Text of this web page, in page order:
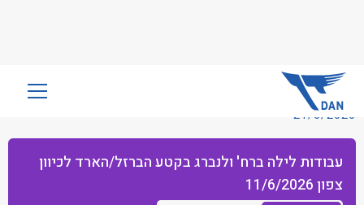
שִׂים
בְּאֲתָר
זֶה
מֻפְעֶלֶת
מַעֲרֶכֶת
21/6/2026
עבודות לילה ברח' ולנברג בקטע הברזל/הארד לכיוון
צפון 11/6/2026